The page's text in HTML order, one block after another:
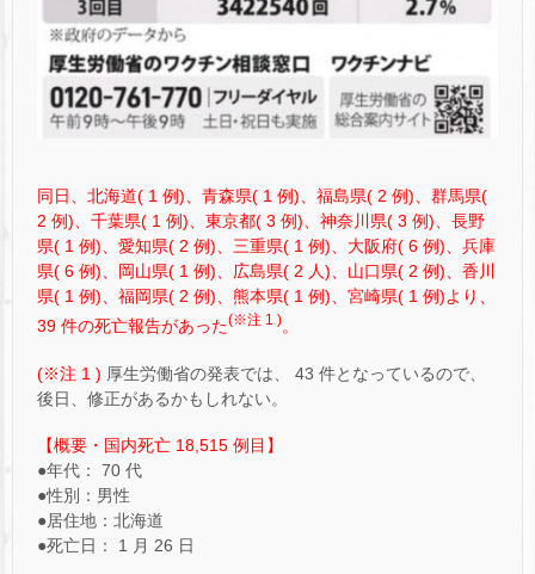
同日、北海道( 1 例)、青森県( 1 例)、福島県( 2 例)、群馬県(
2 例)、千葉県( 1 例)、東京都( 3 例)、神奈川県( 3 例)、長野
県( 1 例)、愛知県( 2 例)、三重県( 1 例)、大阪府( 6 例)、兵庫
県( 6 例)、岡山県( 1 例)、広島県( 2 人)、山口県( 2 例)、香川
県( 1 例)、福岡県( 2 例)、熊本県( 1 例)、宮崎県( 1 例)より、
39 件の死亡報告があった(※注 1 )。
(※注 1 ) 厚生労働省の発表では、 43 件となっているので、
後日、修正があるかもしれない。
【概要・国内死亡 18,515 例目】
●年代： 70 代
●性別：男性
●居住地：北海道
●死亡日： 1 月 26 日